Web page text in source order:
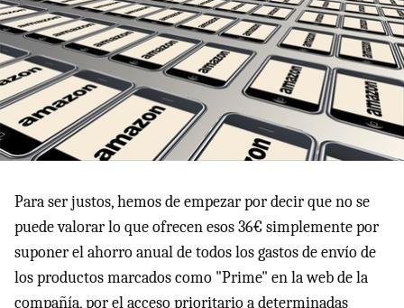
Para ser justos, hemos de empezar por decir que no se
puede valorar lo que ofrecen esos 36€ simplemente por
suponer el ahorro anual de todos los gastos de envío de
los productos marcados como "Prime" en la web de la
compañía, por el acceso prioritario a determinadas